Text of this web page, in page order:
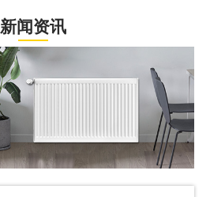
新闻资讯